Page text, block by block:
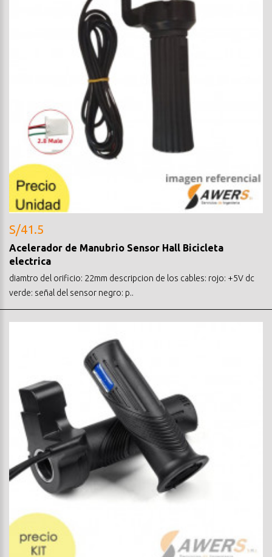
S/41.5
Acelerador de Manubrio Sensor Hall Bicicleta
electrica
diamtro del orificio: 22mm descripcion de los cables: rojo: +5V dc
verde: señal del sensor negro: p..